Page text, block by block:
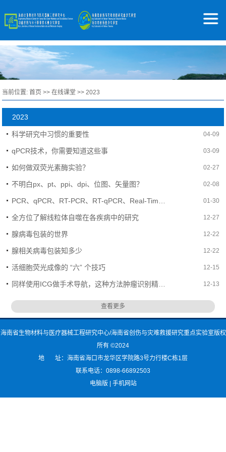
当前位置:首页 >>在线课堂 >> 2023
2023
科学研究中习惯的重要性 04-09
qPCR技术，你需要知道这些事 03-09
如何做双荧光素酶实验？ 02-27
不明白px、pt、ppi、dpi、位图、矢量图？ 02-08
01-30
全方位了解线粒体自噬在各疾病中的研究 12-27
腺病毒包装的世界 12-22
腺相关病毒包装知多少 12-22
活细胞荧光成像的 “六” 个技巧 12-15
12-13
查看更多
海南省生物材料与医疗器械工程研究中心/海南省创伤与灾难救援研究重点实验室版权
所有 ©2024
地 址：海南省海口市龙华区学院路3号力行楼C栋1层
联系电话：0898-66892503
电脑版 | 手机网站